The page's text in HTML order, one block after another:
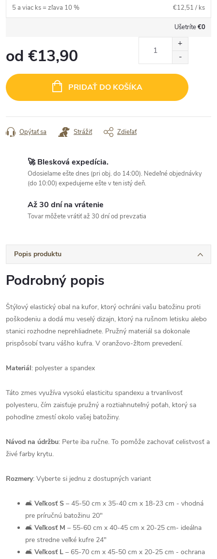
5 a viac ks = zľava 10 % €12,51 / ks
Ušetríte€0
od €13,90
cena:
PRIDAŤ DO KOŠÍKA
Opýtať sa Strážiť Zdieľať
🚀 Blesková expedícia.
Odosielame ešte dnes (pri obj. do 14:00). Nedeľné objednávky
(do 10:00) expedujeme ešte v ten istý deň.
Až 30 dní na vrátenie
Tovar môžete vrátiť až 30 dní od prevzatia
Popis produktu
Podrobný popis
Štýlový elastický obal na kufor, ktorý ochráni vašu batožinu proti
poškodeniu a dodá mu veselý dizajn, ktorý na rušnom letisku alebo
stanici rozhodne neprehliadnete. Pružný materiál sa dokonale
prispôsobí tvaru vášho kufra. V oranžovo-žltom prevedení.
Materiál: polyester a spandex
Táto zmes využíva vysokú elasticitu spandexu a trvanlivosť
polyesteru, čím zaisťuje pružný a roztiahnuteľný poťah, ktorý sa
pohodlne zmestí okolo vašej batožiny.
Návod na údržbu: Perte iba ručne. To pomôže zachovať celistvosť a
živé farby krytu.
Rozmery: Vyberte si jednu z dostupných variant
🛋 Veľkosť S – 45-50 cm x 35-40 cm x 18-23 cm - vhodná
pre príručnú batožinu 20"
🛋 Veľkosť M – 55-60 cm x 40-45 cm x 20-25 cm- ideálna
pre stredne veľké kufre 24"
🛋 Veľkosť L – 65-70 cm x 45-50 cm x 20-25 cm - ochrana